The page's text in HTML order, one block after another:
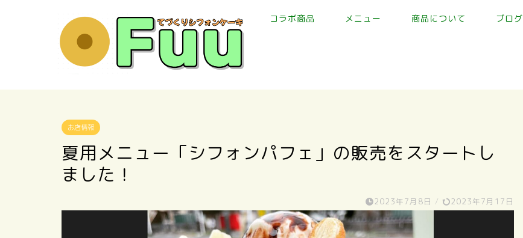
コラボ商品 メニュー 商品について ブログ
お店情報
夏用メニュー「シフォンパフェ」の販売をスタートし
ました！
2023年7月8日 / 2023年7月17日